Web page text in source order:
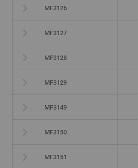
MF3126
MF3127
MF3128
MF3129
MF3149
MF3150
MF3151